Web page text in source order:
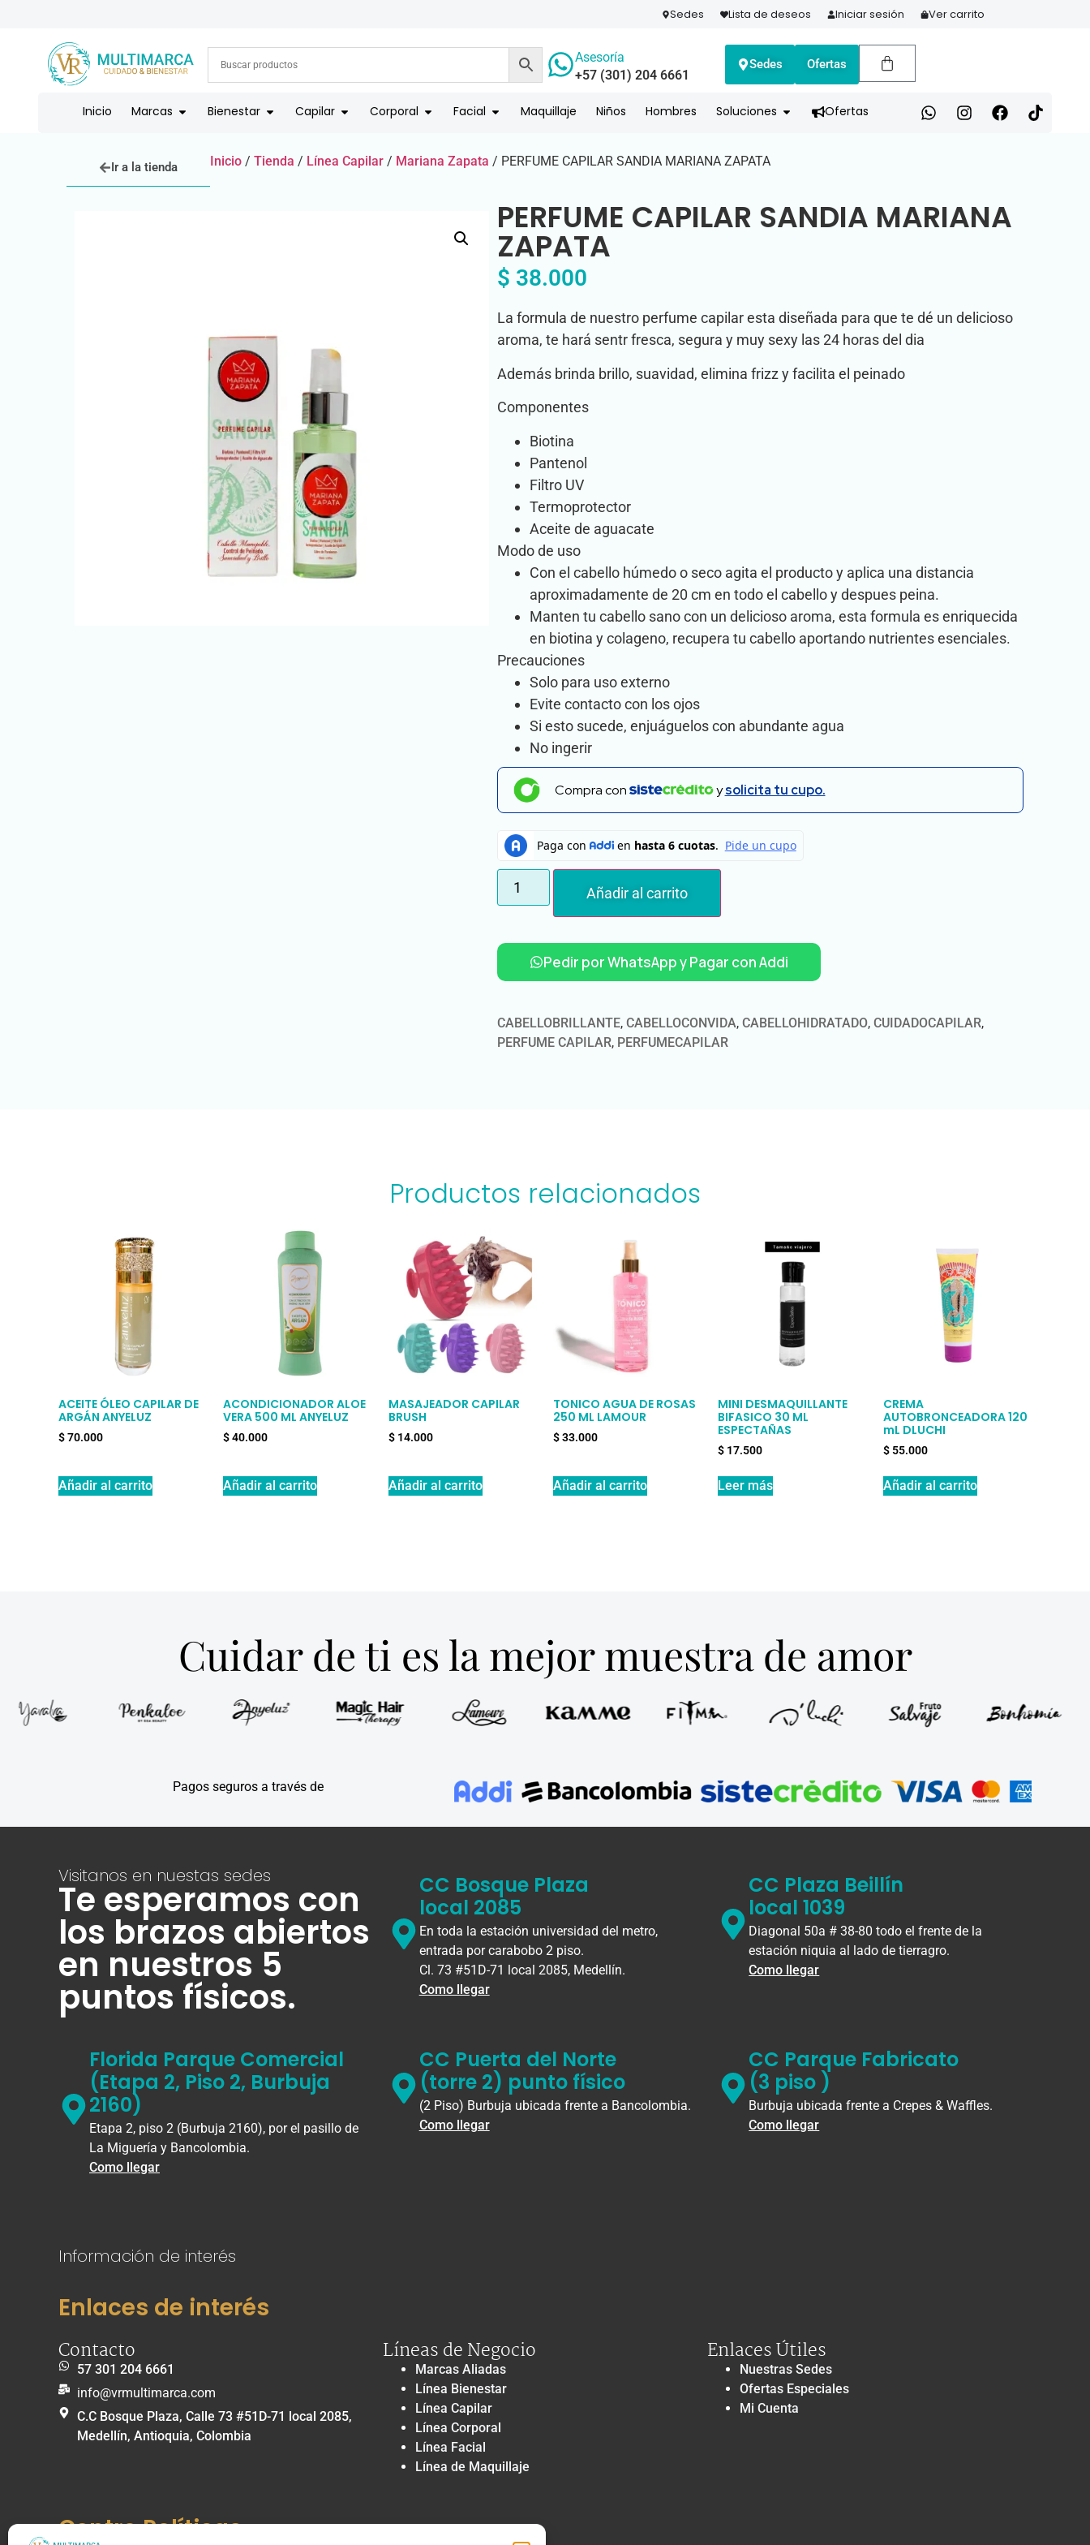
Sedes Lista de deseos Iniciar sesión Ver carrito
Asesoría
+57 (301) 204 6661
Sedes Ofertas
Inicio Marcas Bienestar Capilar Corporal Facial Maquillaje Niños Hombres Soluciones Ofertas
Ir a la tienda Inicio / Tienda / Línea Capilar / Mariana Zapata / PERFUME CAPILAR SANDIA MARIANA ZAPATA
PERFUME CAPILAR SANDIA MARIANA
ZAPATA
$ 38.000
La formula de nuestro perfume capilar esta diseñada para que te dé un delicioso
aroma, te hará sentr fresca, segura y muy sexy las 24 horas del dia
Además brinda brillo, suavidad, elimina frizz y facilita el peinado
Componentes
Biotina
Pantenol
Filtro UV
Termoprotector
Aceite de aguacate
Modo de uso
Con el cabello húmedo o seco agita el producto y aplica una distancia
aproximadamente de 20 cm en todo el cabello y despues peina.
Manten tu cabello sano con un delicioso aroma, esta formula es enriquecida
en biotina y colageno, recupera tu cabello aportando nutrientes esenciales.
Precauciones
Solo para uso externo
Evite contacto con los ojos
Si esto sucede, enjuáguelos con abundante agua
No ingerir
Compra con ysolicita tu cupo.
Añadir al carrito
Pedir por WhatsApp y Pagar con Addi
CABELLOBRILLANTE, CABELLOCONVIDA, CABELLOHIDRATADO, CUIDADOCAPILAR,
PERFUME CAPILAR, PERFUMECAPILAR
Productos relacionados
ACEITE ÓLEO CAPILAR DE
ARGÁN ANYELUZ
$70.000
Añadir al carrito
ACONDICIONADOR ALOE
VERA 500 ML ANYELUZ
$40.000
Añadir al carrito
MASAJEADOR CAPILAR
BRUSH
$14.000
Añadir al carrito
TONICO AGUA DE ROSAS
250 ML LAMOUR
$33.000
Añadir al carrito
MINI DESMAQUILLANTE
BIFASICO 30 ML
ESPECTAÑAS
$ 17.500
Leer más
CREMA
AUTOBRONCEADORA 120
mL DLUCHI
$55.000
Añadir al carrito
Cuidar de ti es la mejor muestra de amor
Pagos seguros a través de
Visitanos en nuestas sedes
Te esperamos con
los brazos abiertos
en nuestros 5
puntos físicos.
CC Bosque Plaza
local 2085
En toda la estación universidad del metro,
entrada por carabobo 2 piso.
Cl. 73 #51D-71 local 2085, Medellín.
Como llegar
CC Plaza Beillín
local 1039
Diagonal 50a # 38-80 todo el frente de la
estación niquia al lado de tierragro.
Como llegar
Florida Parque Comercial
(Etapa 2, Piso 2, Burbuja
2160)
Etapa 2, piso 2 (Burbuja 2160), por el pasillo de
La Miguería y Bancolombia.
Como llegar
CC Puerta del Norte
(torre 2) punto físico
(2 Piso) Burbuja ubicada frente a Bancolombia.
Como llegar
CC Parque Fabricato
(3 piso )
Burbuja ubicada frente a Crepes & Waffles.
Como llegar
Información de interés
Enlaces de interés
Contacto
57 301 204 6661
info@vrmultimarca.com
C.C Bosque Plaza, Calle 73 #51D-71 local 2085,
Medellín, Antioquia, Colombia
Líneas de Negocio
Marcas Aliadas
Línea Bienestar
Línea Capilar
Línea Corporal
Línea Facial
Línea de Maquillaje
Enlaces Útiles
Nuestras Sedes
Ofertas Especiales
Mi Cuenta
Centro Políticas